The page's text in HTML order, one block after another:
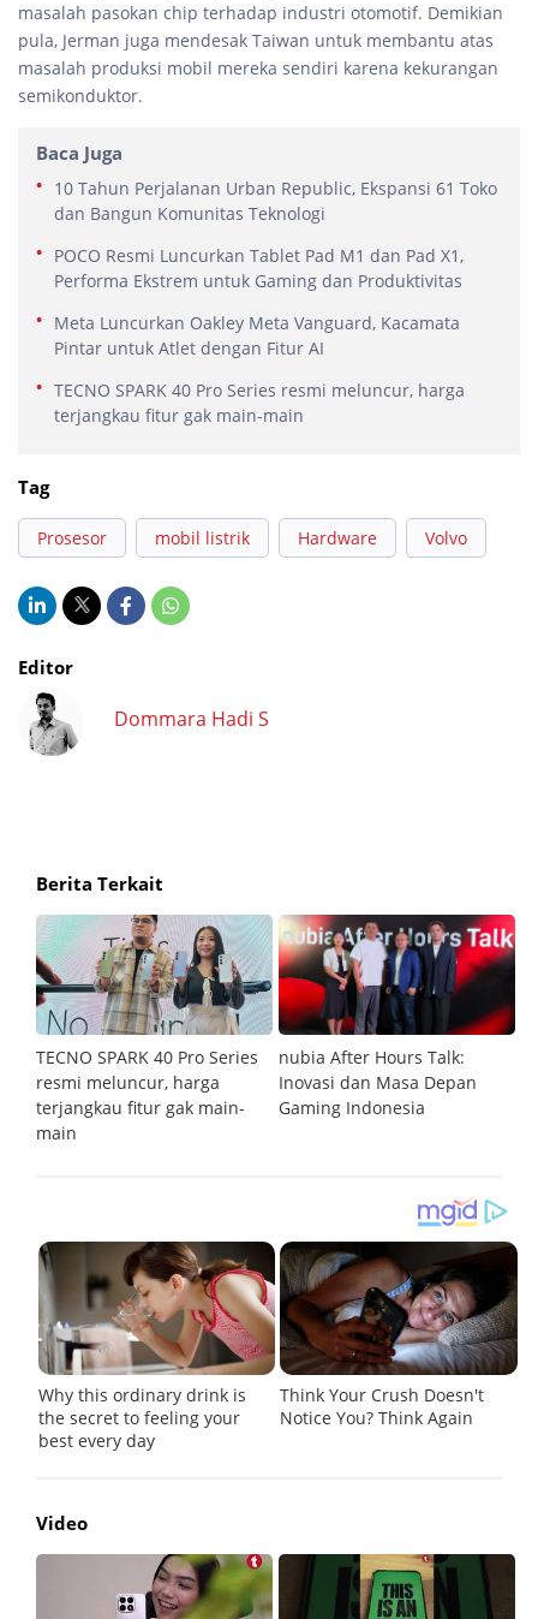
masalah pasokan chip terhadap industri otomotif. Demikian
pula, Jerman juga mendesak Taiwan untuk membantu atas
masalah produksi mobil mereka sendiri karena kekurangan
semikonduktor.
Baca Juga
10 Tahun Perjalanan Urban Republic, Ekspansi 61 Toko
dan Bangun Komunitas Teknologi
POCO Resmi Luncurkan Tablet Pad M1 dan Pad X1,
Performa Ekstrem untuk Gaming dan Produktivitas
Meta Luncurkan Oakley Meta Vanguard, Kacamata
Pintar untuk Atlet dengan Fitur AI
TECNO SPARK 40 Pro Series resmi meluncur, harga
terjangkau fitur gak main-main
Tag
Prosesor mobil listrik Hardware Volvo
Editor
Dommara Hadi S
Berita Terkait
TECNO SPARK 40 Pro Series
resmi meluncur, harga
terjangkau fitur gak main-
main
nubia After Hours Talk:
Inovasi dan Masa Depan
Gaming Indonesia
Video